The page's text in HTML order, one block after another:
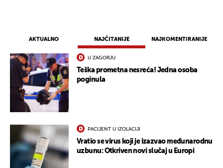
AKTUALNO NAJČITANIJE NAJKOMENTIRANIJE
U ZAGORJU
Teška prometna nesreća! Jedna osoba
poginula
PACIJENT U IZOLACIJI
Vratio se virus koji je izazvao međunarodnu
uzbunu: Otkriven novi slučaj u Europi